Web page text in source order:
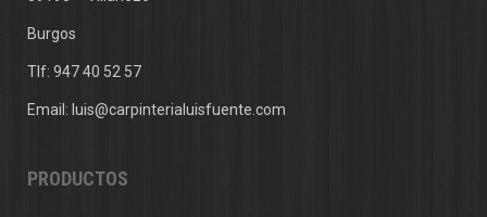
Burgos
Tlf: 947 40 52 57
Email: luis@carpinterialuisfuente.com
PRODUCTOS